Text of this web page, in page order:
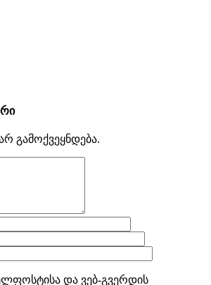
გამოქვეყნდება.
და ვებ-გვერდის